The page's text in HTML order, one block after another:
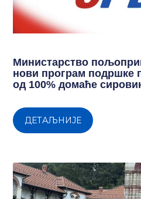
Министарство
нови програм подршке
од 100% домаће
ДЕТАЉНИЈЕ